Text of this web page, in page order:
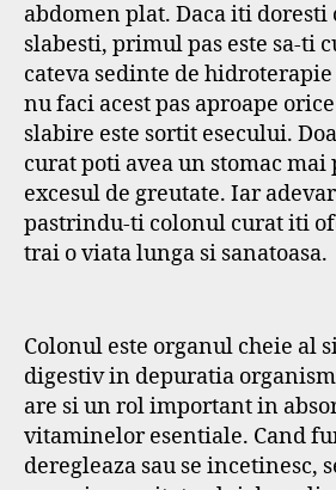
abdomen plat. Daca iti doresti
slabesti, primul pas este sa-ti
cateva sedinte de
nu faci acest pas aproape
slabire este sortit esecului.
curat poti avea un stomac
excesul de greutate. Iar
pastrindu-ti colonul curat iti
trai o viata lunga si sanatoasa.
Colonul este organul cheie al
digestiv in depuratia
are si un rol important in
vitaminelor esentiale. Cand
deregleaza sau se incetinesc,